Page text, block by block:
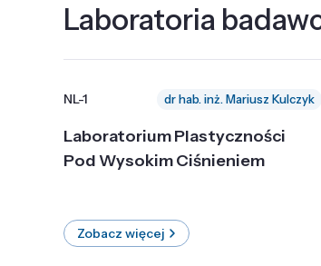
Laboratoria
NL-1 dr hab. inż. Mariusz Kulczyk
Laboratorium Plastyczności
Pod Wysokim Ciśnieniem
Zobacz więcej